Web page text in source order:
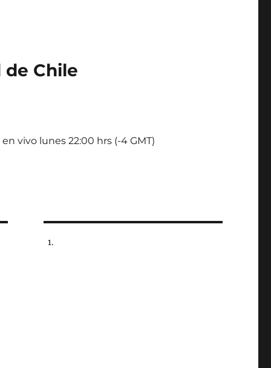
de Chile
en vivo lunes 22:00 hrs (-4 GMT)